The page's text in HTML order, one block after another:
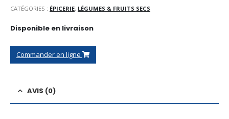
CATÉGORIES : ÉPICERIE, LÉGUMES & FRUITS SECS
Disponible en livraison
Commander en ligne
AVIS (0)